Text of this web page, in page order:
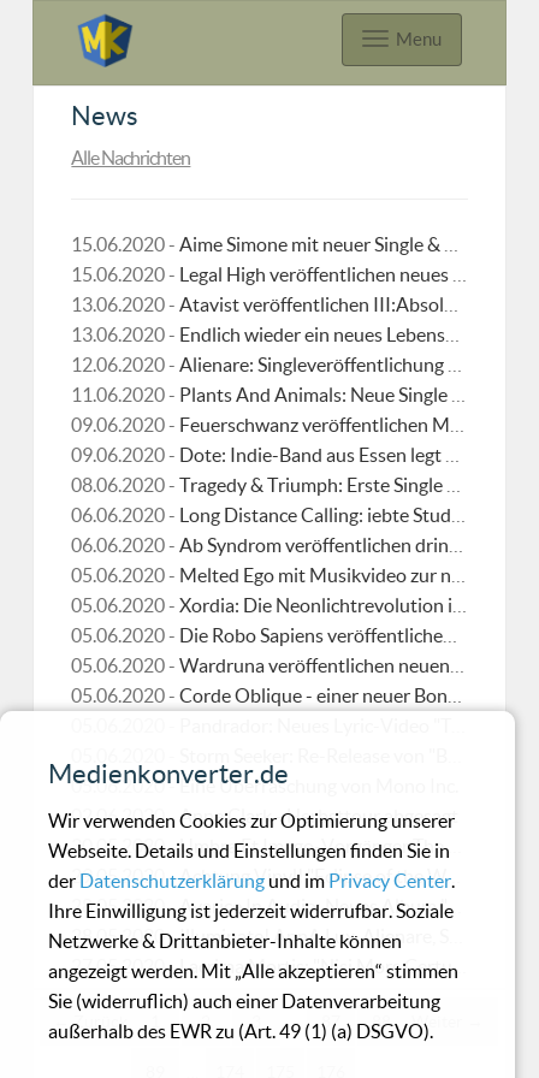
Menu
News
Alle Nachrichten
15.06.2020 -Aime Simone mit neuer Single & Video "Everything's Changing"
15.06.2020 - Legal High veröffentlichen neues Video "Fly"
13.06.2020 -Atavist veröffentlichen III:Absolution
13.06.2020 - Endlich wieder ein neues Lebenszeichen von Widowspeak!
12.06.2020 -Alienare: Singleveröffentlichung zu "Human"
11.06.2020 - Plants And Animals: Neue Single Sacrifice
09.06.2020 - Feuerschwanz veröffentlichen Musikvideo zu Seed-Cover "Ding" feat. Melissa Bonny
09.06.2020 - Dote: Indie-Band aus Essen legt erste Single samt Video vor
08.06.2020 -Tragedy & Triumph: Erste Single und Video veröffentlicht
06.06.2020 - Long Distance Calling: iebte Studioalbum der Band – "How Do We Want To Live"
06.06.2020 -Ab Syndrom veröffentlichen dringeblieben-Session
05.06.2020 - Melted Ego mit Musikvideo zur neuen Single "Anatomy Of Melancholy?"
05.06.2020 -Xordia: Die Neonlichtrevolution ist da!
05.06.2020 - Die Robo Sapiens veröffentlichen FanFanFanatisch - The Düsseldorf EP
05.06.2020 -Wardruna veröffentlichen neuen Song und Video "Lyfjaberg"
05.06.2020 -Corde Oblique - einer neuer Bonus Track!
05.06.2020 -Eine Überraschung von Mono Inc.
02.06.2020 -Anne Clark - Herbsttour abgesagt
30.05.2020 -Umbra Et Imago-Vorgänger The Electric Avantgarde präsentieren neues Album
29.05.2020 -Achtung Vinyl! "Eclipse of the West" von Ostara
28.05.2020 -Avarice In Audio: Neues Album "From The Rib Of Adam"
28.05.2020 -Illuminate! AnnA Lux, Alienare, Schwarzschild & Alphamay
27.05.2020 -Lacrima Mortis: "Nisi Mors Certum Vitae" - Die einzige Sicherheit im Leben ist der Tod
← Zurück 2 3 … 87 88 Weiter →
Medienkonverter.de
Wir verwenden Cookies zur Optimierung unserer
Webseite. Details und Einstellungen finden Sie in
der Datenschutzerklärung und im Privacy Center.
Ihre Einwilligung ist jederzeit widerrufbar. Soziale
Netzwerke & Drittanbieter-Inhalte können
angezeigt werden. Mit „Alle akzeptieren“ stimmen
Sie (widerruflich) auch einer Datenverarbeitung
außerhalb des EWR zu (Art. 49 (1) (a) DSGVO).